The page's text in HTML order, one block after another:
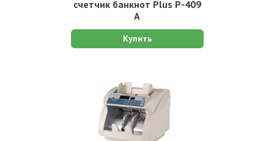
счетчик банкнот Plus P-409
А
Купить